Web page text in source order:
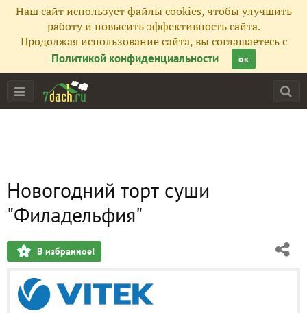
Наш сайт использует файлы cookies, чтобы улучшить
работу и повысить эффективность сайта.
Продолжая использование сайта, вы соглашаетесь с
Политикой конфиденциальности
ок
Новогодний торт суши
"Филадельфия"
В избранное!